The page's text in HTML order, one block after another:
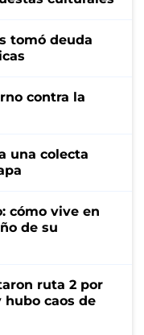
tomó deuda
contra la
una colecta
cómo vive en
de su
ruta 2 por
caos de